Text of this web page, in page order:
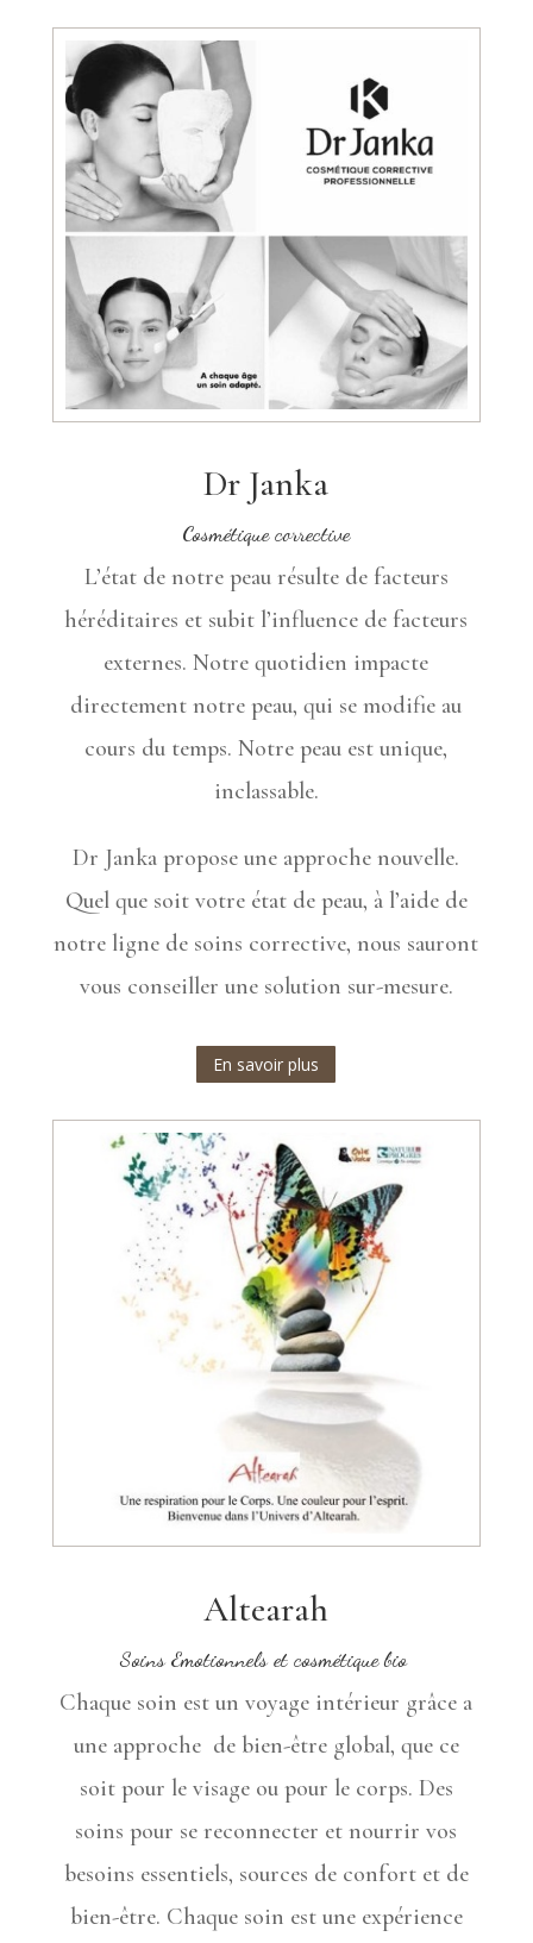
Dr Janka
Cosmétique corrective
L’état de notre peau résulte de facteurs
héréditaires et subit l’influence de facteurs
externes. Notre quotidien impacte
directement notre peau, qui se modifie au
cours du temps. Notre peau est unique,
inclassable.
Dr Janka propose une approche nouvelle.
Quel que soit votre état de peau, à l’aide de
notre ligne de soins corrective, nous sauront
vous conseiller une solution sur-mesure.
En savoir plus
Altearah
Soins Emotionnels et cosmétique bio
Chaque soin est un voyage intérieur grâce a
une approche de bien-être global, que ce
soit pour le visage ou pour le corps. Des
soins pour se reconnecter et nourrir vos
besoins essentiels, sources de confort et de
bien-être. Chaque soin est une expérience